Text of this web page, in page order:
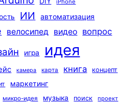
ИИ автоматизация
велосипед видео вопрос
игра идея
камера карта книга
концепт
маркетинг
микро-идея музыка поиск проект